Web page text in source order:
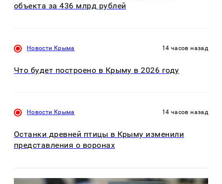
объекта за 436 млрд рублей
Новости Крыма 14 часов назад
Что будет построено в Крыму в 2026 году
Новости Крыма 14 часов назад
Останки древней птицы в Крыму изменили
представления о воронах